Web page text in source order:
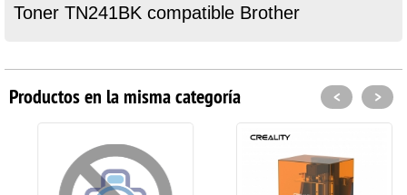
Toner TN241BK compatible Brother
Productos en la misma categoría < >